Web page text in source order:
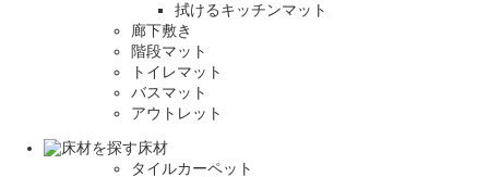
拭けるキッチンマット
廊下敷き
階段マット
トイレマット
バスマット
アウトレット
床材
タイルカーペット